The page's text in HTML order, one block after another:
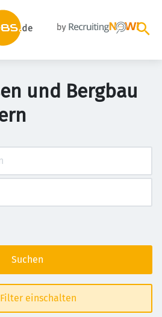
und Bergbau
Suchen
Filter einschalten